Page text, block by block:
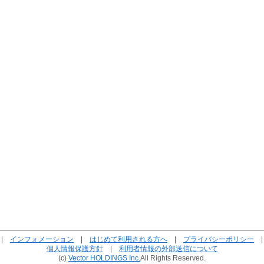
インフォメーション | はじめて利用される方へ | プライバシーポリシー
個人情報保護方針| 利用者情報の外部送信について
(c) Vector HOLDINGS Inc. All Rights Reserved.